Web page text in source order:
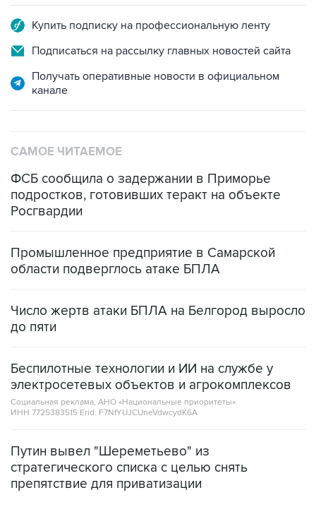
Купить подписку на профессиональную ленту
Подписаться на рассылку главных новостей сайта
Получать оперативные новости в официальном
канале
САМОЕ ЧИТАЕМОЕ
ФСБ сообщила о задержании в Приморье
подростков, готовивших теракт на объекте
Росгвардии
Промышленное предприятие в Самарской
области подверглось атаке БПЛА
Число жертв атаки БПЛА на Белгород выросло
до пяти
Беспилотные технологии и ИИ на службе у
электросетевых объектов и агрокомплексов
Социальная реклама, АНО «Национальные приоритеты».
ИНН 7725383515 Erid: F7NfYUJCUneVdwcydK6A
Путин вывел "Шереметьево" из
стратегического списка с целью снять
препятствие для приватизации